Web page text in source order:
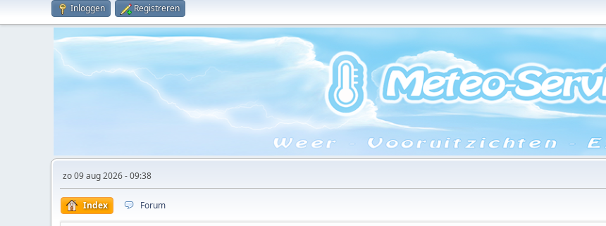
Inloggen Registreren
zo 09 aug 2026 - 09:38
Index Forum